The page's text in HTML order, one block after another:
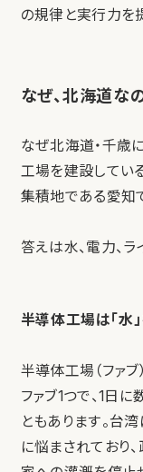
の規律と実行力を
なぜ、北海道な
なぜ北海道・千歳
工場を建設してい
集積地である愛知
答えは水、電力、ラ
半導体工場は「水
半導体工場（ファ
ファブ1つで、1日
ともあります。台
に悩まされており